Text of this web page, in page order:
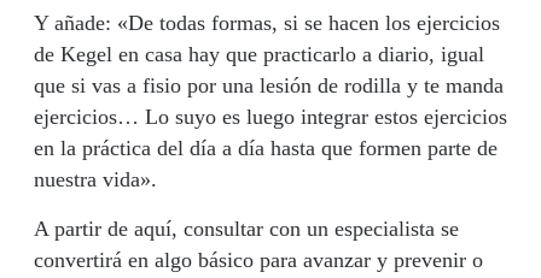
Y añade: «De todas formas, si se hacen los ejercicios
de Kegel en casa hay que practicarlo a diario, igual
que si vas a fisio por una lesión de rodilla y te manda
ejercicios… Lo suyo es luego integrar estos ejercicios
en la práctica del día a día hasta que formen parte de
nuestra vida».
A partir de aquí, consultar con un especialista se
convertirá en algo básico para avanzar y prevenir o